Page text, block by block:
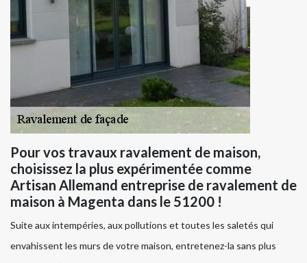
Pour vos travaux ravalement de maison,
choisissez la plus expérimentée comme
Artisan Allemand entreprise de ravalement de
maison à Magenta dans le 51200 !
Suite aux intempéries, aux pollutions et toutes les saletés qui
envahissent les murs de votre maison, entretenez-la sans plus